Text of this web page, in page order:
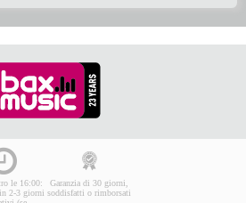
le 16:00:
2-3 giorni
Garanzia di 30 giorni,
soddisfatti o rimborsati